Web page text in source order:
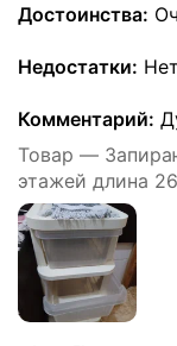
Достоинства:
Недостатки:
Комментарий:
Товар —
этажей длина